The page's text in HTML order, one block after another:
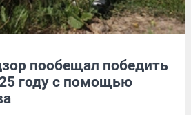
пообещал победить
году с помощью